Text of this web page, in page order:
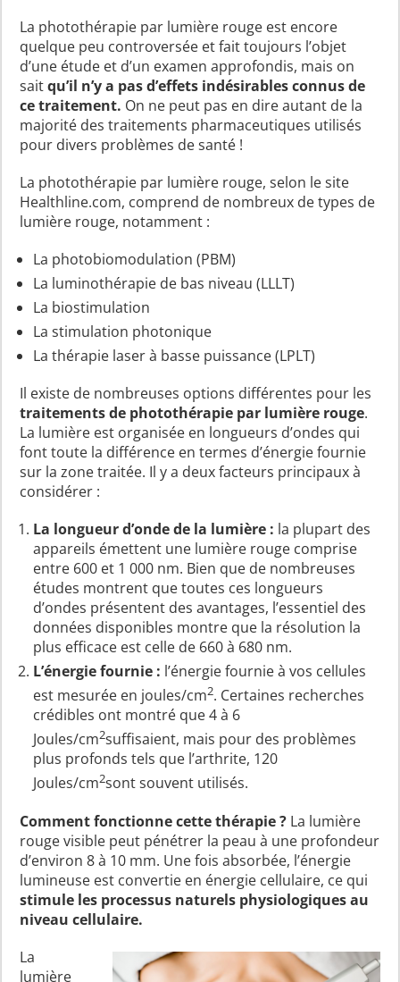
La photothérapie par lumière rouge est encore
quelque peu controversée et fait toujours l’objet
d’une étude et d’un examen approfondis, mais on
saitqu’il n’y a pas d’effets indésirables connus de
ce traitement. On ne peut pas en dire autant de la
majorité des traitements pharmaceutiques utilisés
pour divers problèmes de santé !
La photothérapie par lumière rouge, selon le site
Healthline.com, comprend de nombreux de types de
lumière rouge, notamment :
La photobiomodulation (PBM)
La luminothérapie de bas niveau (LLLT)
La biostimulation
La stimulation photonique
La thérapie laser à basse puissance (LPLT)
Il existe de nombreuses options différentes pour les
traitements de photothérapie par lumière rouge.
La lumière est organisée en longueurs d’ondes qui
font toute la différence en termes d’énergie fournie
sur la zone traitée. Il y a deux facteurs principaux à
considérer :
La longueur d’onde de la lumière : la plupart des
appareils émettent une lumière rouge comprise
entre 600 et 1 000 nm. Bien que de nombreuses
études montrent que toutes ces longueurs
d’ondes présentent des avantages, l’essentiel des
données disponibles montre que la résolution la
plus efficace est celle de 660 à 680 nm.
L’énergie fournie : l’énergie fournie à vos cellules
est mesurée en joules/cm2. Certaines recherches
crédibles ont montré que 4 à 6
Joules/cm2suffisaient, mais pour des problèmes
plus profonds tels que l’arthrite, 120
Joules/cm2sont souvent utilisés.
Comment fonctionne cette thérapie ? La lumière
rouge visible peut pénétrer la peau à une profondeur
d’environ 8 à 10 mm. Une fois absorbée, l’énergie
lumineuse est convertie en énergie cellulaire, ce qui
stimule les processus naturels physiologiques au
niveau cellulaire.
La
lumière